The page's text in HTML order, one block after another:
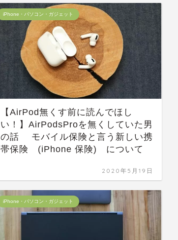
iPhone・パソコン・ガジェット
【AirPod無くす前に読んでほし
い！】AirPodsProを無くしていた男
の話 モバイル保険と言う新しい携
帯保険 (iPhone 保険) について
2020年5月19日
iPhone・パソコン・ガジェット